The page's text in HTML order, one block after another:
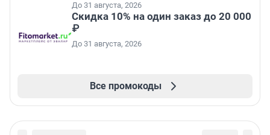
До 31 августа, 2026
Скидка 10% на один заказ до 20 000
₽
До 31 августа, 2026
Все промокоды